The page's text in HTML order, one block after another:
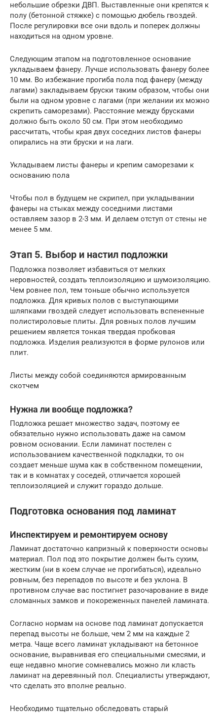
небольшие обрезки ДВП. Выставленные они крепятся к
полу (бетонной стяжке) с помощью дюбель гвоздей.
После регулировки все они вдоль и поперек должны
находиться на одном уровне.
Следующим этапом на подготовленное основание
укладываем фанеру. Лучше использовать фанеру более
10 мм. Во избежание прогиба пола под фанеру (между
лагами) закладываем бруски таким образом, чтобы они
были на одном уровне с лагами (при желании их можно
скрепить саморезами). Расстояние между брусками
должно быть около 50 см. При этом необходимо
рассчитать, чтобы края двух соседних листов фанеры
опирались на эти бруски и на лаги.
Укладываем листы фанеры и крепим саморезами к
основанию пола
Чтобы пол в будущем не скрипел, при укладывании
фанеры на стыках между соседними листами
оставляем зазор в 2-3 мм. И делаем отступ от стены не
менее 5 мм.
Этап 5. Выбор и настил подложки
Подложка позволяет избавиться от мелких
неровностей, создать теплоизоляцию и шумоизоляцию.
Чем ровнее пол, тем тоньше обычно используется
подложка. Для кривых полов с выступающими
шляпками гвоздей следует использовать вспененные
полистироловые плиты. Для ровных полов лучшим
решением является тонкая твердая пробковая
подложка. Изделия реализуются в форме рулонов или
плит.
Листы между собой соединяются армированным
скотчем
Нужна ли вообще подложка?
Подложка решает множество задач, поэтому ее
обязательно нужно использовать даже на самом
ровном основании. Если ламинат постелен с
использованием качественной подкладки, то он
создает меньше шума как в собственном помещении,
так и в комнатах у соседей, отличается хорошей
теплоизоляцией и служит гораздо дольше.
Подготовка основания под ламинат
Инспектируем и ремонтируем основу
Ламинат достаточно капризный к поверхности основы
материал. Пол под это покрытие должен быть сухим,
жестким (ни в коем случае не прогибаться), идеально
ровным, без перепадов по высоте и без уклона. В
противном случае вас постигнет разочарование в виде
сломанных замков и покореженных панелей ламината.
Согласно нормам на основе под ламинат допускается
перепад высоты не больше, чем 2 мм на каждые 2
метра. Чаще всего ламинат укладывают на бетонное
основание, выравнивая его специальными смесями, и
еще недавно многие сомневались можно ли класть
ламинат на деревянный пол. Специалисты утверждают,
что сделать это вполне реально.
Необходимо тщательно обследовать старый